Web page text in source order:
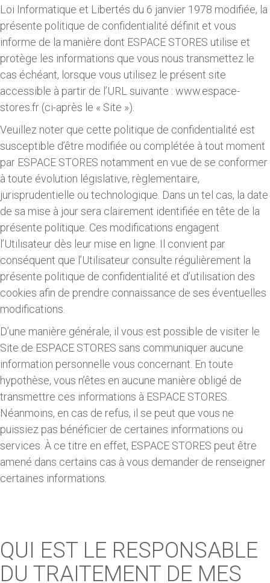
Loi Informatique et Libertés du 6 janvier 1978 modifiée, la
présente politique de confidentialité définit et vous
informe de la manière dont ESPACE STORES utilise et
protège les informations que vous nous transmettez le
cas échéant, lorsque vous utilisez le présent site
accessible à partir de l’URL suivante : www.espace-
stores.fr (ci-après le « Site »).
Veuillez noter que cette politique de confidentialité est
susceptible d’être modifiée ou complétée à tout moment
par ESPACE STORES notamment en vue de se conformer
à toute évolution législative, règlementaire,
jurisprudentielle ou technologique. Dans un tel cas, la date
de sa mise à jour sera clairement identifiée en tête de la
présente politique. Ces modifications engagent
l’Utilisateur dès leur mise en ligne. Il convient par
conséquent que l’Utilisateur consulte régulièrement la
présente politique de confidentialité et d’utilisation des
cookies afin de prendre connaissance de ses éventuelles
modifications.
D’une manière générale, il vous est possible de visiter le
Site de ESPACE STORES sans communiquer aucune
information personnelle vous concernant. En toute
hypothèse, vous n’êtes en aucune manière obligé de
transmettre ces informations à ESPACE STORES.
Néanmoins, en cas de refus, il se peut que vous ne
puissiez pas bénéficier de certaines informations ou
services. À ce titre en effet, ESPACE STORES peut être
amené dans certains cas à vous demander de renseigner
certaines informations.
QUI EST LE RESPONSABLE
DU TRAITEMENT DE MES